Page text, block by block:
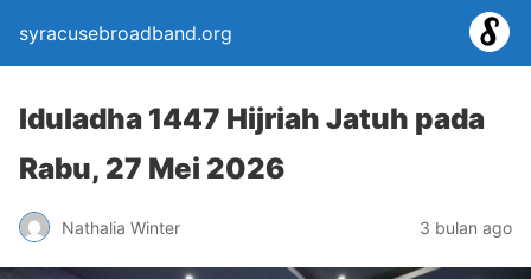
syracusebroadband.org
Iduladha 1447 Hijriah Jatuh pada
Rabu, 27 Mei 2026
Nathalia Winter 3 bulan ago